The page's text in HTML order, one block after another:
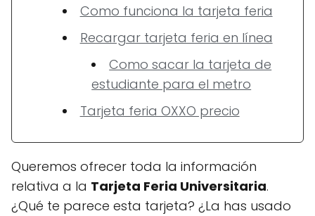
Como funciona la tarjeta feria
Recargar tarjeta feria en línea
Como sacar la tarjeta de
estudiante para el metro
Tarjeta feria OXXO precio
Queremos ofrecer toda la información
relativa a la Tarjeta Feria Universitaria.
¿Qué te parece esta tarjeta? ¿La has usado